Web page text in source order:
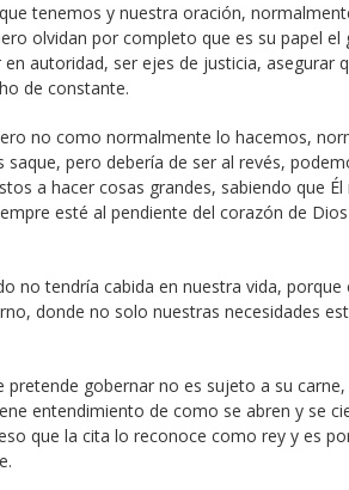
tenemos y nuestra oración,
olvidan por completo que es su papel
autoridad, ser ejes de justicia, asegurar
de constante.
no como normalmente lo hacemos,
pero debería de ser al revés,
a hacer cosas grandes, sabiendo que
esté al pendiente del corazón de
no tendría cabida en nuestra vida,
donde no solo nuestras necesidades
pretende gobernar no es sujeto a su
entendimiento de como se abren y se
que la cita lo reconoce como rey y es